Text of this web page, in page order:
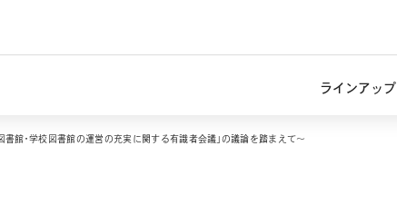
ラインアップ
館・学校図書館の運営の充実に関する有識者会議」の議論を踏まえて～